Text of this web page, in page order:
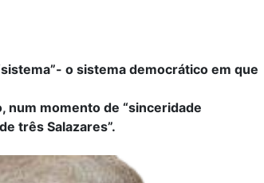
o sistema democrático em que
num momento de “sinceridade
três Salazares”.